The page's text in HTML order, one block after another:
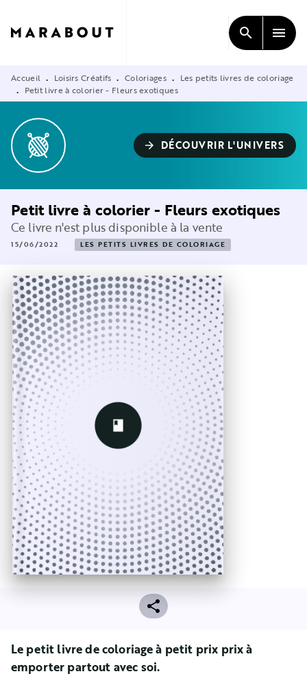
CONTENU
search menu
Accueil • Loisirs Créatifs • Coloriages • Les petits livres de coloriage
• Petit livre à colorier - Fleurs exotiques
arrow_forward DÉCOUVRIR L'UNIVERS
Petit livre à colorier - Fleurs exotiques
Ce livre n'est plus disponible à la vente
15/06/2022 LES PETITS LIVRES DE COLORIAGE
Le petit livre de coloriage à petit prix prixà
emporter partout avec soi.